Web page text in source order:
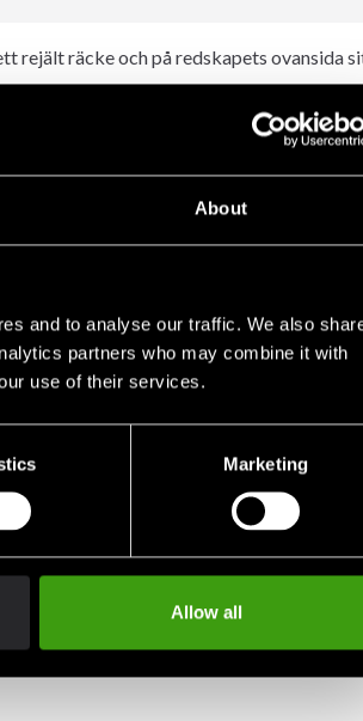
About
and to analyse our traffic. We also
partners who may combine it with
use of their services.
Marketing
Allow all
rejält räcke och på redskapets ovansida